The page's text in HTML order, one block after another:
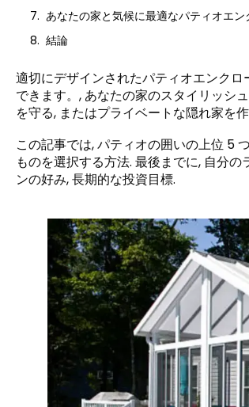
あなたの家と気候に最適なパティオエ
結論
適切にデザインされたパティオエンク
できます。, あなたの家のスタイリッシ
を守る, またはプライベートな隠れ家を
この記事では, パティオの囲いの上位 5
ものを選択する方法. 最後までに, 自分
ンの好み, 長期的な投資目標.